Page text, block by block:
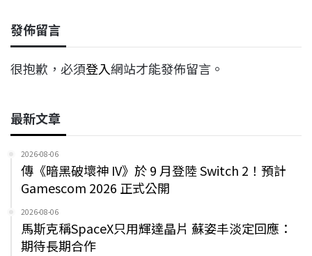
發佈留言
很抱歉，必須登入網站才能發佈留言。
最新文章
2026-08-06
傳《暗黑破壞神 IV》於 9 月登陸 Switch 2！預計
Gamescom 2026 正式公開
2026-08-06
馬斯克稱SpaceX只用輝達晶片 蘇姿丰淡定回應：
期待長期合作